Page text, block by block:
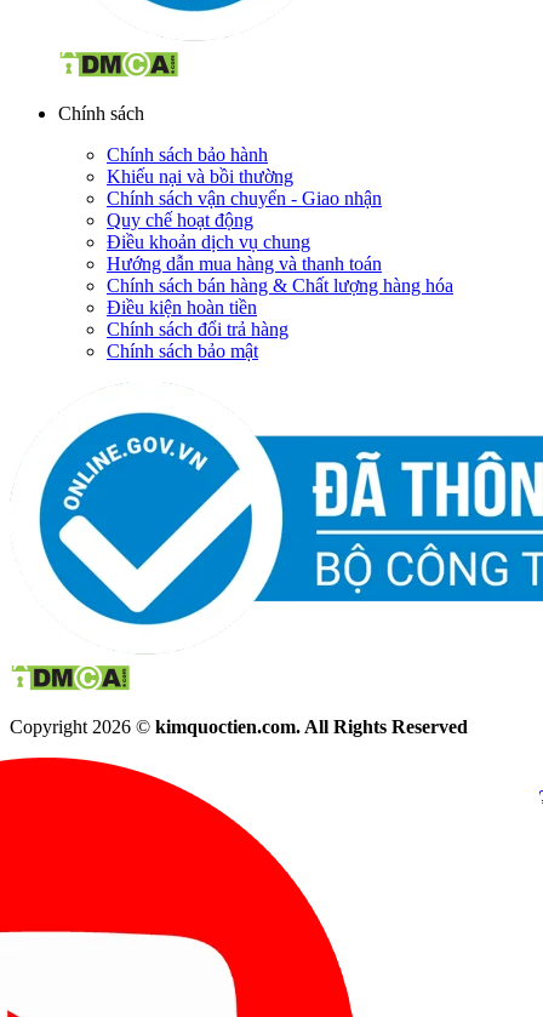
Chính sách
Chính sách bảo hành
Khiếu nại và bồi thường
Chính sách vận chuyển - Giao nhận
Quy chế hoạt động
Điều khoản dịch vụ chung
Hướng dẫn mua hàng và thanh toán
Chính sách bán hàng & Chất lượng hàng hóa
Điều kiện hoàn tiền
Chính sách đổi trả hàng
Chính sách bảo mật
Copyright 2026 © kimquoctien.com. All Rights Reserved
(8h00 - 21h30)
(8h00 -